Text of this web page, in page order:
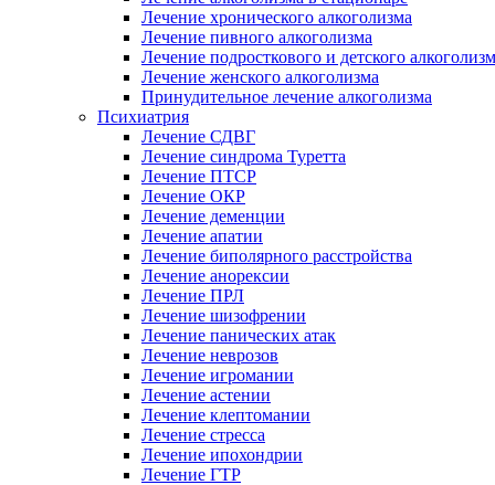
Лечение хронического алкоголизма
Лечение пивного алкоголизма
Лечение подросткового и детского
Лечение женского алкоголизма
Принудительное лечение алкоголизма
Психиатрия
Лечение СДВГ
Лечение синдрома Туретта
Лечение ПТСР
Лечение ОКР
Лечение деменции
Лечение апатии
Лечение биполярного расстройства
Лечение анорексии
Лечение ПРЛ
Лечение шизофрении
Лечение панических атак
Лечение неврозов
Лечение игромании
Лечение астении
Лечение клептомании
Лечение стресса
Лечение ипохондрии
Лечение ГТР